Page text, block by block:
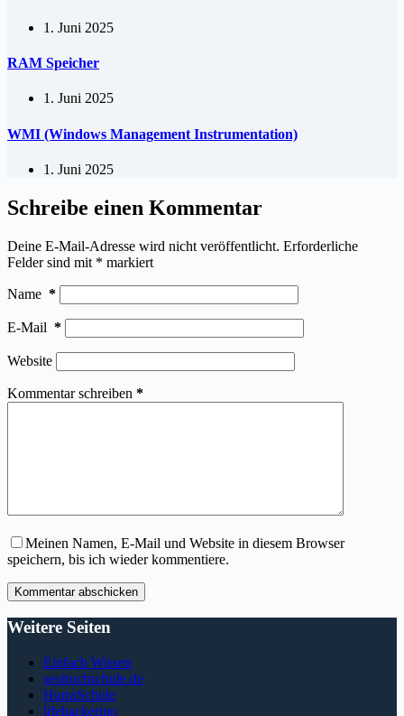
1. Juni 2025
RAM Speicher
1. Juni 2025
WMI (Windows Management Instrumentation)
1. Juni 2025
Schreibe einen Kommentar
Deine E-Mail-Adresse wird nicht veröffentlicht. Erforderliche
Felder sind mit * markiert
Name *
E-Mail *
Website
Kommentar schreiben *
Meinen Namen, E-Mail und Website in diesem Browser
speichern, bis ich wieder kommentiere.
Kommentar abschicken
Weitere Seiten
Einfach Wissen
seohochschule.de
HurraSchule
lifehackerino